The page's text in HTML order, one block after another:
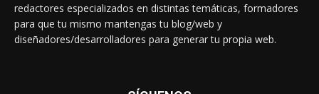
redactores especializados en distintas temáticas, formadores
para que tu mismo mantengas tu blog/web y
diseñadores/desarrolladores para generar tu propia web.